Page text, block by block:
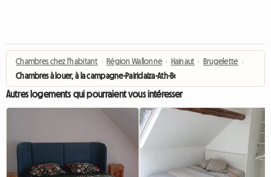
Chambres chez l'habitant › Région Wallonne › Hainaut › Brugelette ›
Chambres à louer, à la campagne-Pairidaiza-Ath-Beloeil-Mons-
Autres logements qui pourraient vous intéresser